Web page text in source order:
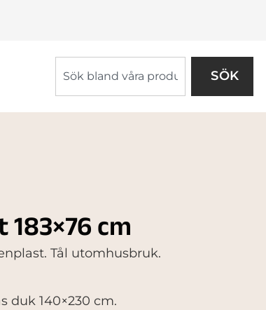
SÖK
cm
Tål utomhusbruk.
duk 140×230 cm.